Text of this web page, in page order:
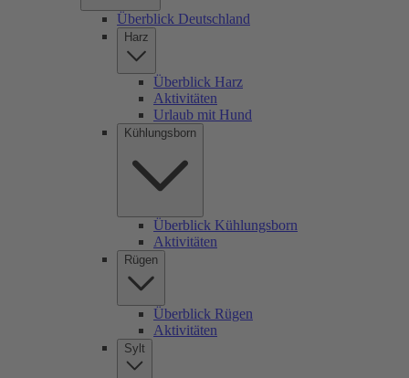
Überblick Deutschland
Harz
Überblick Harz
Aktivitäten
Urlaub mit Hund
Kühlungsborn
Überblick Kühlungsborn
Aktivitäten
Rügen
Überblick Rügen
Aktivitäten
Sylt